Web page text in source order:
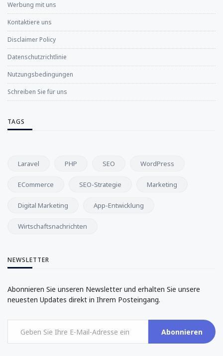
Werbung mit uns
Kontaktiere uns
Disclaimer Policy
Datenschutzrichtlinie
Nutzungsbedingungen
Schreiben Sie für uns
TAGS
Laravel PHP SEO WordPress
ECommerce SEO-Strategie Marketing
Digital Marketing App-Entwicklung
Wirtschaftsnachrichten
NEWSLETTER
Abonnieren Sie unseren Newsletter und erhalten Sie unsere
neuesten Updates direkt in Ihrem Posteingang.
Abonnieren